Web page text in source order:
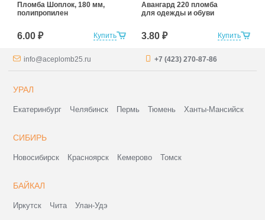
Купить
Пломба Шоплок, 180 мм,
полипропилен
6.00 ₽ Купить
Авангард 220 пломба
для одежды и обуви
3.80 ₽
info@aceplomb25.ru +7 (423) 270-87-86
УРАЛ
Екатеринбург Челябинск Пермь Тюмень Ханты-Мансийск
СИБИРЬ
Новосибирск Красноярск Кемерово Томск
БАЙКАЛ
Иркутск Чита Улан-Удэ